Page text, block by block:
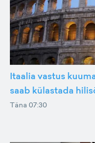
Itaalia vastus
saab külastada
Täna 07:30